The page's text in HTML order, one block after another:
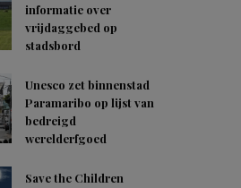
informatie over
vrijdaggebed op
stadsbord
Unesco zet binnenstad
Paramaribo op lijst van
bedreigd
werelderfgoed
Save the Children